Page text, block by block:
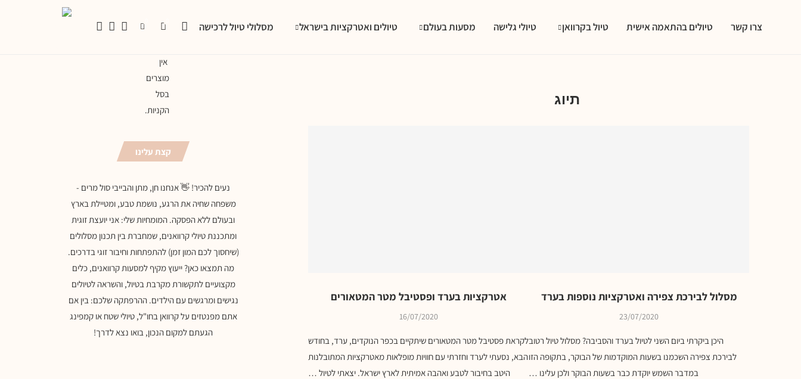
מסלולי טיול לרכישה טיולים ואטרקציות בישראל מסעות בעולם טיולי גלישה טיול בקרוואן טיולים בהתאמה אישית צרו קשר
אין
מוצרים
בסל
הקניות.
תיוג
מסלול לבירכת צפירה ואטרקציות נוספות בערד
23/07/2020
היכן ביקרתי ביום השני לטיול בערד והסביבה? מסלול טיול רטוב
לבירכת צפירה השכמנו בשעות המוקדמות של הבוקר, בתקופה הזו
במדבר השמש יוקדת כבר בשעות הבוקר ולכן עלינו …
אטרקציות בערד ופסטיבל מטר המטאורים
16/07/2020
לקראת פסטיבל מטר המטאורים שיתקיים בכפר הנוקדים, ערד, בחודש
הבא, נסעתי לערד וחזרתי עם חוויות מופלאות מאטרקציות המתובלנות
היטב בחיבור לטבע ואהבה אמיתית לארץ ישראל. יצאתי לטיול …
קצת עלינו
נעים להכיר! 👋 אנחנו חן, מתן והבייבי סול מרים -
משפחה שחיה את הרגע, נושמת טבע, ומטיילת בארץ
ובעולם ללא הפסקה. המומחיות שלי: אני יועצת זוגית
ומתכננת טיולי קרוואנים, שמחברת בין תכנון מסלולים
(שיחסוך לכם המון זמן) להתפתחות וחיבור זוגי בדרכים.
מה תמצאו כאן? ייעוץ מקיף למסעות קרוואנים, כלים
מקצועיים לתקשורת מקרבת בטיול, והשראה לטיולים
נגישים ומרגשים עם הילדים. ההרפתקה שלכם: בין אם
אתם מפנטזים על קרוואן בחו"ל, טיולי שטח או קמפינג
הגעתם למקום הנכון, בואו נצא לדרך!